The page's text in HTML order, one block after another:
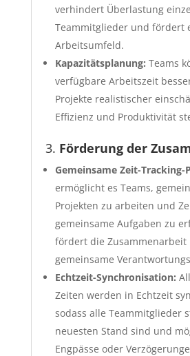
verhindert Überlastung
Teammitglieder und fördert
Arbeitsumfeld.
Kapazitätsplanung: Teams
verfügbare Arbeitszeit
Projekte realistischer
Effizienz und Produktivität
3. Förderung der
Gemeinsame Zeit-Tracking-
ermöglicht es Teams,
Projekten zu arbeiten und
gemeinsame Aufgaben zu
fördert die Zusammenarbeit
gemeinsame
Echtzeit-Synchronisation:
Zeiten werden in Echtzeit
sodass alle Teammitglieder
neuesten Stand sind und
Engpässe oder